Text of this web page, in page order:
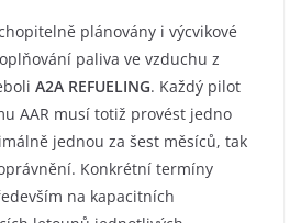
plánovány i výcvikové
paliva ve vzduchu z
A2A REFUELING. Každý pilot
AAR musí totiž provést jedno
jednou za šest měsíců, tak
Konkrétní termíny
na kapacitních